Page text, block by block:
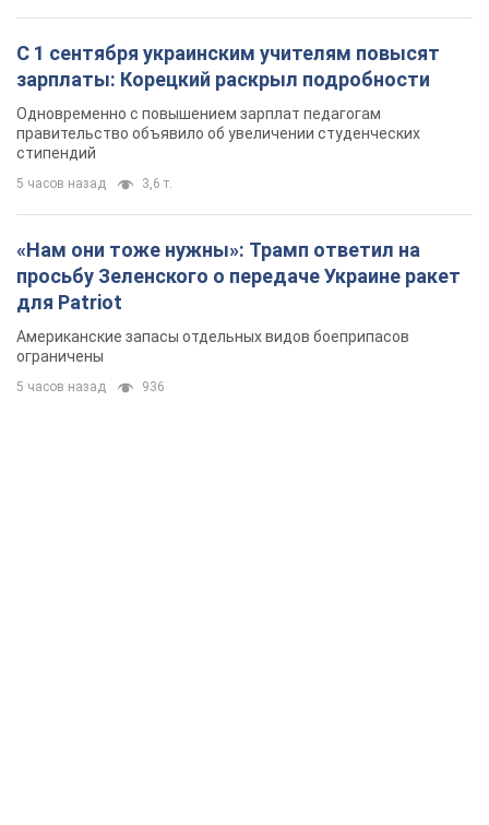
С 1 сентября украинским учителям повысят
зарплаты: Корецкий раскрыл подробности
Одновременно с повышением зарплат педагогам
правительство объявило об увеличении студенческих
стипендий
5 часов назад 3,6 т.
«Нам они тоже нужны»: Трамп ответил на
просьбу Зеленского о передаче Украине ракет
для Patriot
Американские запасы отдельных видов боеприпасов
ограничены
5 часов назад 936